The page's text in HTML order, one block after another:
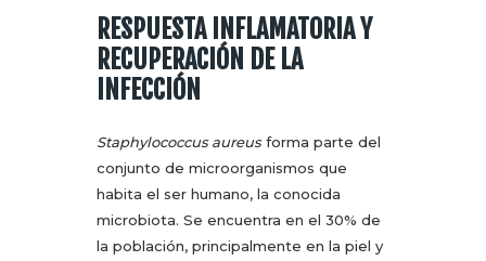
RESPUESTA INFLAMATORIA Y
RECUPERACIÓN DE LA
INFECCIÓN
Staphylococcus aureusforma parte del
conjunto de microorganismos que
habita el ser humano, la conocida
microbiota. Se encuentra en el 30% de
la población, principalmente en la piel y